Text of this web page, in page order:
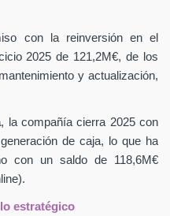
con la reinversión en el
2025 de 121,2M€, de los
y actualización,
, la compañía cierra 2025 con
de caja, lo que ha
con un saldo de 118,6M€
estratégico